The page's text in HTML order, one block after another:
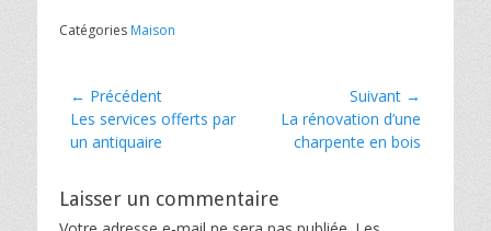
Catégories Maison
Navigation
de
l’article
← Précédent
Article
précédent :
Les services offerts par
un antiquaire
Suivant →
Article
suivant :
La rénovation d’une
charpente en bois
Laisser un commentaire